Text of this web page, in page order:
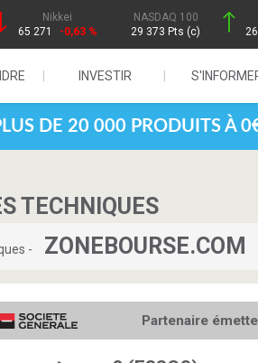
Nikkei
65 271
-0,63 %
NASDAQ 100
29 373 Pts (c)
INVESTIR
DE 20 000 PRODUITS À
TECHNIQUES
- ZONEBOURSE.COM
Partenaire